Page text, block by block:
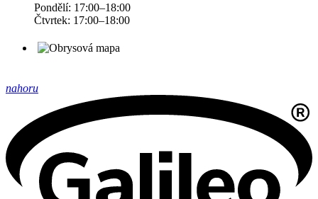
Pondělí: 17:00–18:00
Čtvrtek: 17:00–18:00
nahoru